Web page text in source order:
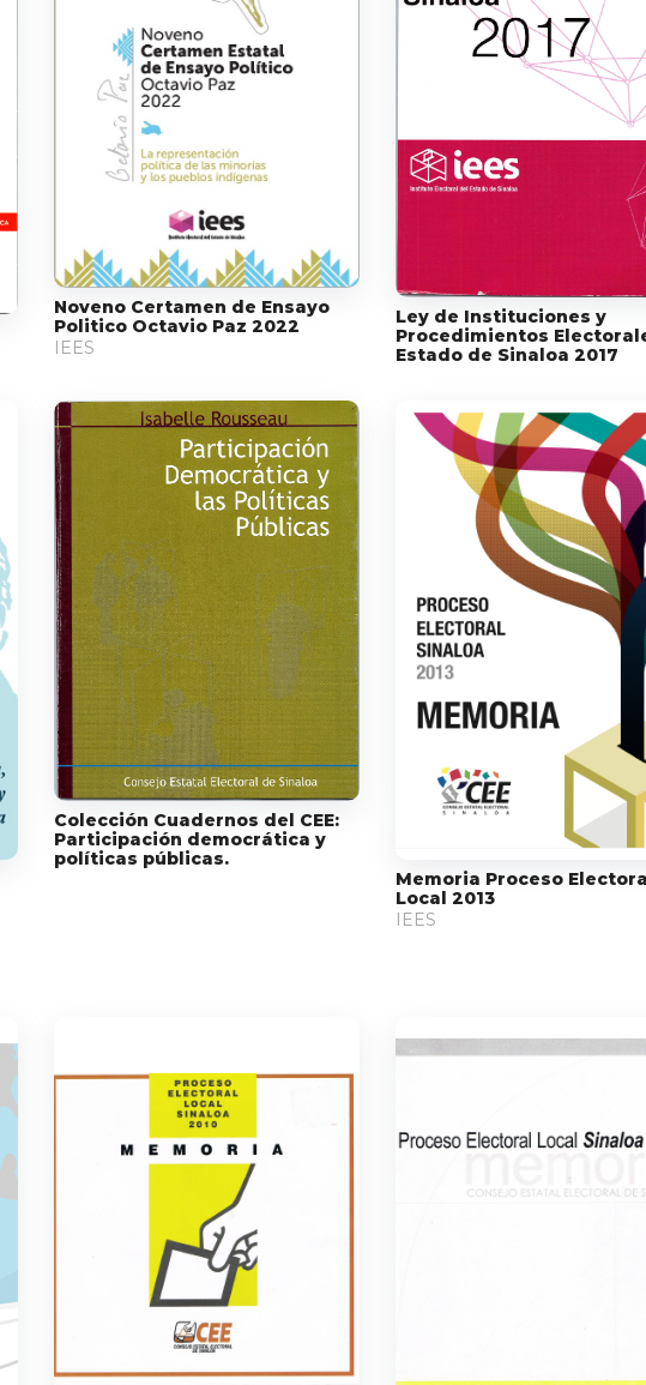
Noveno Certamen de Ensayo
Politico Octavio Paz 2022
IEES
Ley de Instituciones y
Procedimientos
Estado de Sinaloa 2017
Colección Cuadernos del CEE:
Participación democrática y
políticas públicas.
Memoria Proceso
Local 2013
IEES